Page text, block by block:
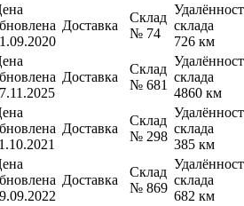
Доставка
Склад
№ 74
склада
726 км
Доставка
Склад
№ 681
склада
4860 км
Доставка
Склад
№ 298
склада
385 км
Доставка
Склад
№ 869
склада
682 км